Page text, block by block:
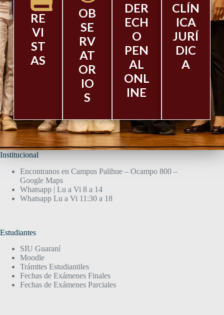
RE
VI
ST
AS
OB
SE
RV
AT
OR
IO
S
DER
ECH
O
PEN
AL
ONL
INE
CLÍN
ICA
JURÍ
DIC
A
Institucional
Encontranos en Campus Palihue – Ocampo 800 –
Google Maps
Whatsapp | Lu a Vi 8 a 14
Whatsapp Lu a Vi 11:30 a 18
Estudiantes
SIU Guaraní
Moodle
Trámites Estudiantiles
Fechas de Exámenes Finales
Fechas de Exámenes Parciales